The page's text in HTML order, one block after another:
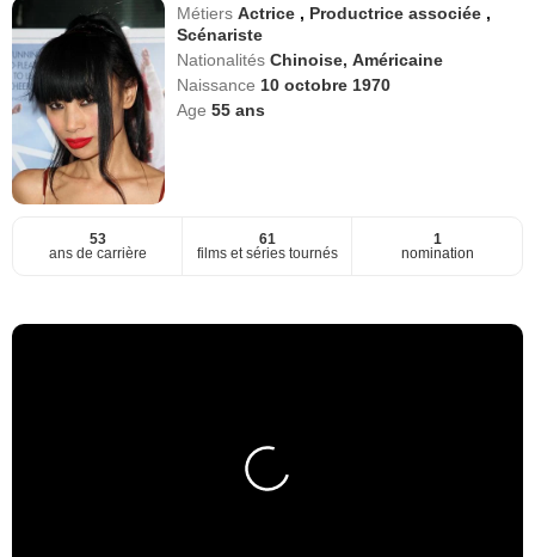
MétiersActrice , Productrice associée ,
Scénariste
NationalitésChinoise, Américaine
Naissance 10 octobre 1970
Age55 ans
53
ans de carrière
61
films et séries tournés
1
nomination